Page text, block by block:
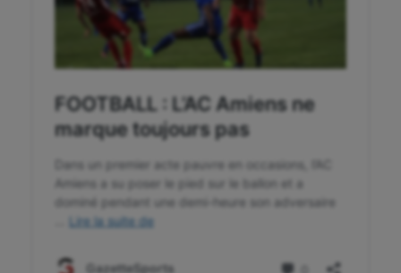
Sport-santé
Triathlon
UNSS
Voile
Wakeboard